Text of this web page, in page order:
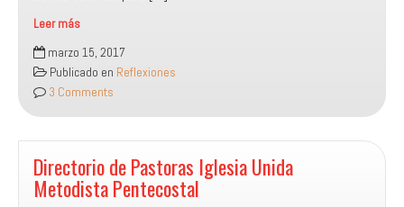
Leer más
Oración
E
Intercesión
marzo 15, 2017
Publicado en Reflexiones
3 Comments
Directorio de Pastoras Iglesia Unida
Metodista Pentecostal